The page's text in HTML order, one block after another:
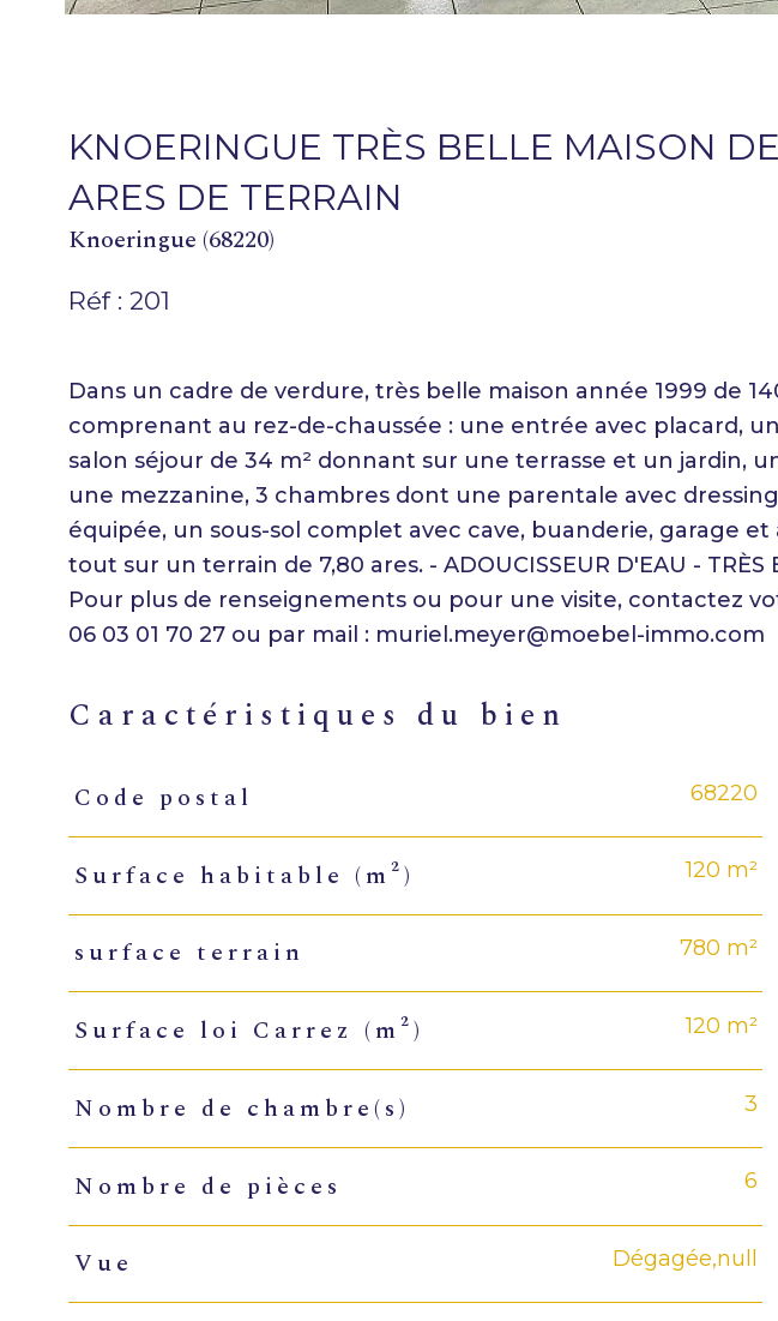
KNOERINGUE TRÈS BELLE MAISON
ARES DE TERRAIN
Knoeringue (68220)
Réf : 201
Dans un cadre de verdure, très belle maison année 1999 de
comprenant au rez-de-chaussée : une entrée avec placard,
salon séjour de 34 m² donnant sur une terrasse et un jardin,
une mezzanine, 3 chambres dont une parentale avec
équipée, un sous-sol complet avec cave, buanderie, garage
tout sur un terrain de 7,80 ares. - ADOUCISSEUR D'EAU - TRÈS
Pour plus de renseignements ou pour une visite, contactez
caractéristiques du bien
Caractéristiques
Code postal 68220
Surface habitable (m²) 120 m²
surface terrain 780 m²
Surface loi Carrez (m²) 120 m²
Nombre de chambre(s) 3
Nombre de pièces 6
Vue Dégagée,null